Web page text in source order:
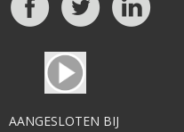
AANGESLOTEN BIJ